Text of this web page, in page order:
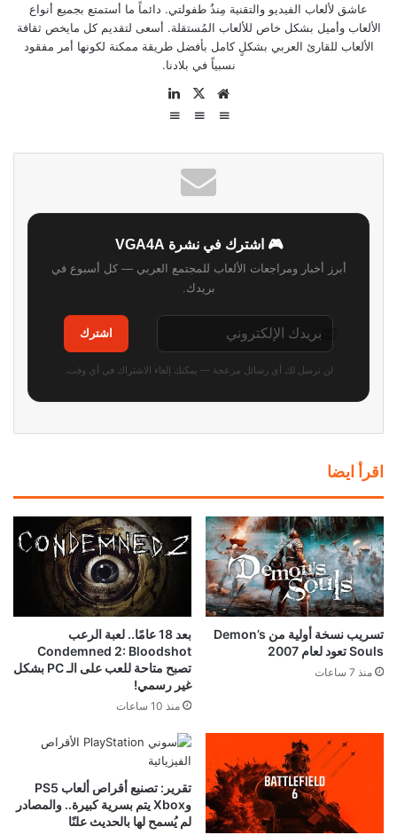
عاشق لألعاب الفيديو والتقنية مِنذُ طفولتي. دائماً ما أستمتع بجميع أنواع
الألعاب وأميل بشكل خاص للألعاب المُستقلة. أسعى لتقديم كل مايخص ثقافة
الألعاب للقارئ العربي بشكلٍ كامل بأفضل طريقة ممكنة لكونها أمر مفقود
نسبياً في بلادنا.
موقع
‫X لينكدإن
🎮 اشترك في نشرة VGA4A
أبرز أخبار ومراجعات الألعاب للمجتمع العربي — كل أسبوع في
بريدك.
اشترك
لن نرسل لك أي رسائل مزعجة — يمكنك إلغاء الاشتراك في أي وقت.
اقرأ ايضا
تسريب نسخة أولية من Demon’s
Souls تعود لعام 2007
منذ 7 ساعات
بعد 18 عامًا.. لعبة الرعب
Condemned 2: Bloodshot
تصبح متاحة للعب على الـ PC بشكل
غير رسمي!
منذ 10 ساعات
تقرير: تصنيع أقراص ألعاب PS5
وXbox يتم بسرية كبيرة.. والمصادر
لم يُسمح لها بالحديث علنًا